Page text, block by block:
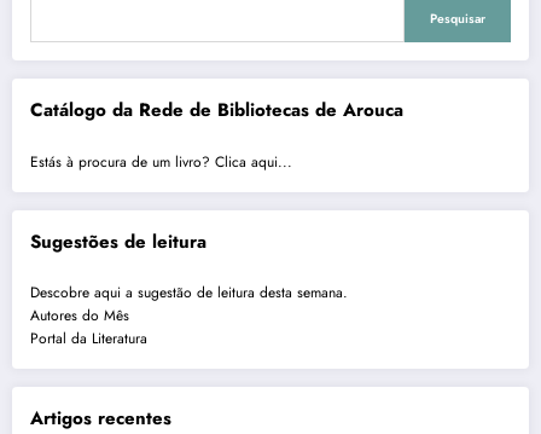
Pesquisar
Catálogo da Rede de Bibliotecas de Arouca
Estás à procura de um livro? Clica aqui...
Sugestões de leitura
Descobre aqui a sugestão de leitura desta semana.
Autores do Mês
Portal da Literatura
Artigos recentes